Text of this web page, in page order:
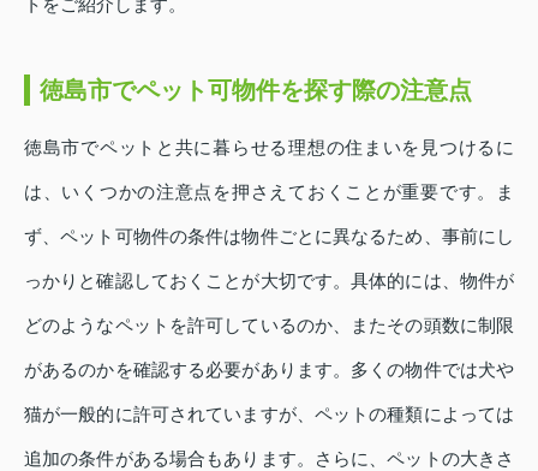
トをご紹介します。
徳島市でペット可物件を探す際の注意点
徳島市でペットと共に暮らせる理想の住まいを見つけるに
は、いくつかの注意点を押さえておくことが重要です。ま
ず、ペット可物件の条件は物件ごとに異なるため、事前にし
っかりと確認しておくことが大切です。具体的には、物件が
どのようなペットを許可しているのか、またその頭数に制限
があるのかを確認する必要があります。多くの物件では犬や
猫が一般的に許可されていますが、ペットの種類によっては
追加の条件がある場合もあります。さらに、ペットの大きさ